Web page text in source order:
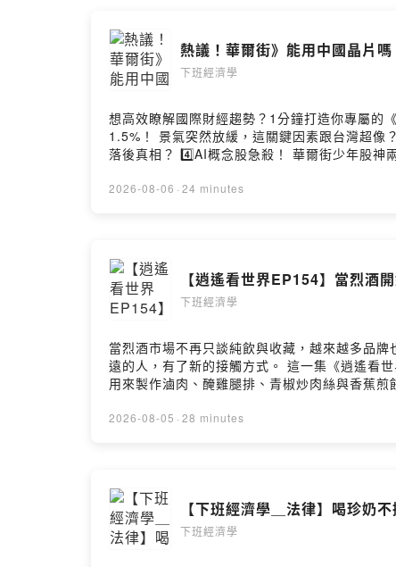
熱議！華爾街》能用中國晶片
下班經濟學
想高效瞭解國際財經趨勢？1分鐘打造你專屬
1.5%！ 景氣突然放緩，這關鍵因素跟台灣超像
落後真相？ 4️⃣AI概念股急殺！ 華爾街少年股神
🌏洞悉全球政經趨勢！歡迎訂閱 👉華爾街日
2026-08-06 · 24 minutes
【逍遙看世界EP154】當烈酒
下班經濟學
當烈酒市場不再只談純飲與收藏，越來越多品
遠的人，有了新的接觸方式。 這一集《逍遙看世界》，我們實測好朋友恆器製酒 的新產品 Cask Aged Rum 桶陳蘭姆酒mini，不只直接品飲，也把它帶進廚房，分別
用來製作滷肉、醃雞腿排、青椒炒肉絲與香蕉煎餅
2026-08-05 · 28 minutes
【下班經濟學＿法律】喝珍奶
下班經濟學